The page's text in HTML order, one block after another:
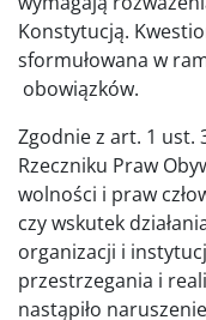
Konstytucją.
sformułowana w
obowiązków.
Zgodnie z art. 1 ust.
Rzeczniku Praw
wolności i praw
czy wskutek
organizacji i
przestrzegania i
nastąpiło